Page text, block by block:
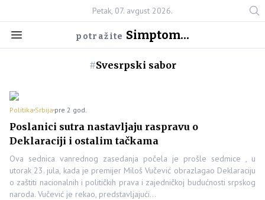
Petak, 07. avgust 2026.
potražite Simptom...
#Svesrpski sabor
Politika Srbija pre 2 god.
Poslanici sutra nastavljaju raspravu o
Deklaraciji i ostalim tačkama
Ova sednica vanrednog zasedanja počela je prošle sedmice , u
utorak 23. jula, kada je premijer Miloš Vučević obrazlagao Deklaraciju
o zaštiti nacionalnih i političkih prava i zajedničkoj budućnosti srpskog
naroda. Vučević je rekao, predstavljajući…